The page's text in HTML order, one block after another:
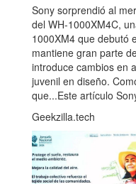
Sony sorprendió al
del WH-1000XM4C,
1000XM4 que debutó
mantiene gran parte
introduce cambios en
juvenil en diseño.
que...Este artículo
Geekzilla.tech